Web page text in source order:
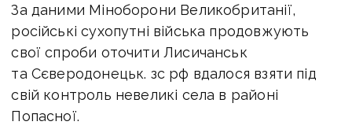
За даними Міноборони Великобританії,
російські сухопутні війська продовжують
свої спроби оточити Лисичанськ
та Сєверодонецьк. зс рф вдалося взяти під
свій контроль невеликі села в районі
Попасної.